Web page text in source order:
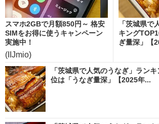
スマホ2GBで月額850円～ 格安
SIMをお得に使うキャンペーン
実施中！
(IIJmio)
「茨城県で
キング
ぎ量深」【
「茨城県で人気のうなぎ」ラン
位は「うなぎ量深」【2025年...